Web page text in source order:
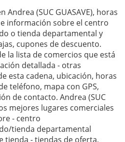
Andrea (SUC GUASAVE), horas
información sobre el centro
o tienda departamental y
cupones de descuento.
la lista de comercios que está
detallada - otras
esta cadena, ubicación, horas
teléfono, mapa con GPS,
de contacto. Andrea (SUC
mejores lugares comerciales
- centro
tienda departamental
tienda - tiendas de oferta,